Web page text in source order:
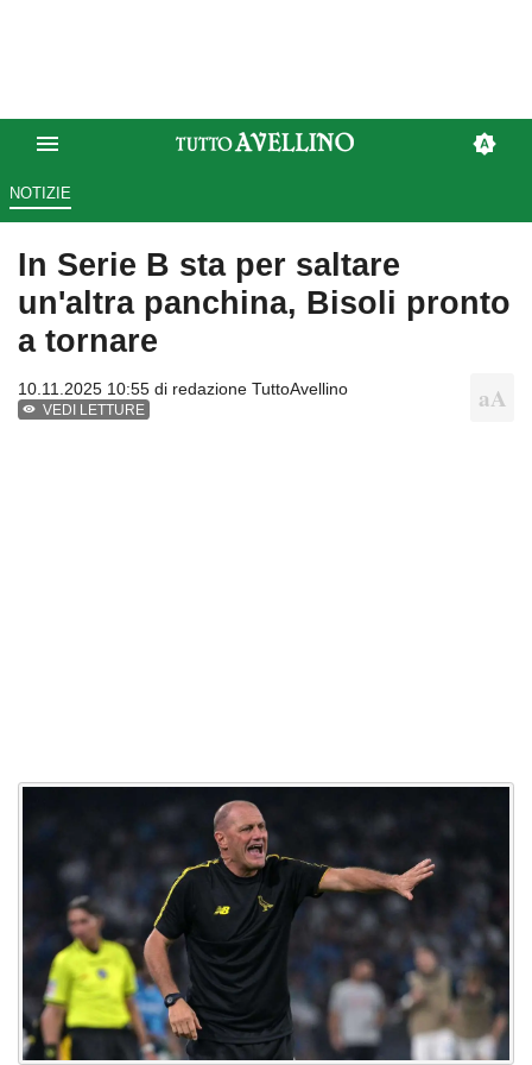
NOTIZIE
In Serie B sta per saltare
un'altra panchina, Bisoli pronto
a tornare
10.11.2025 10:55 di redazione TuttoAvellino
VEDI LETTURE